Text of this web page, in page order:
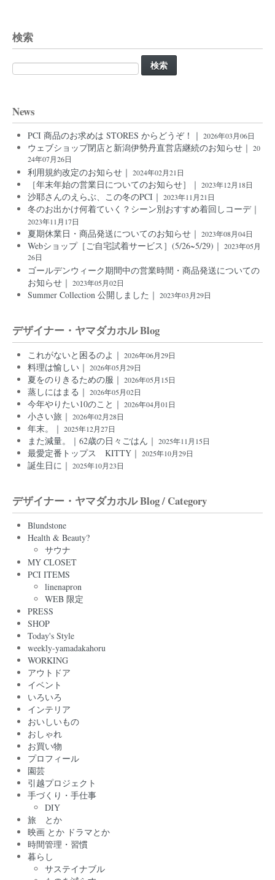
検索
検
索:
News
PCI 商品のお求めは STORES からどうぞ！｜ 2026年03月06日
ウェブショップ閉店と新潟伊勢丹直営店継続のお知らせ｜ 20
24年07月26日
利用規約改定のお知らせ｜ 2024年02月21日
［年末年始の営業日についてのお知らせ］｜ 2023年12月18日
沙耶さんのえらぶ、この冬のPCI｜ 2023年11月21日
冬のお出かけ何着ていく？シーン別おすすめ着回しコーデ｜
2023年11月17日
夏期休業日・商品発送についてのお知らせ｜ 2023年08月04日
Webショップ［ご自宅試着サービス］(5/26~5/29)｜ 2023年05月
26日
ゴールデンウィーク期間中の営業時間・商品発送についての
お知らせ｜ 2023年05月02日
Summer Collection 公開しました｜ 2023年03月29日
デザイナー・ヤマダカホル Blog
これがないと困るのよ｜ 2026年06月29日
料理は愉しい｜ 2026年05月29日
夏をのりきるための服｜ 2026年05月15日
蒸しにはまる｜ 2026年05月02日
今年やりたい10のこと｜ 2026年04月01日
小さい旅｜ 2026年02月28日
年末。｜ 2025年12月27日
また減量。｜62歳の日々ごはん｜ 2025年11月15日
最愛定番トップス KITTY｜ 2025年10月29日
誕生日に｜ 2025年10月23日
デザイナー・ヤマダカホル Blog / Category
Blundstone
Health & Beauty?
サウナ
MY CLOSET
PCI ITEMS
linenapron
WEB 限定
PRESS
SHOP
Today's Style
weekly-yamadakahoru
WORKING
アウトドア
イベント
いろいろ
インテリア
おいしいもの
おしゃれ
お買い物
プロフィール
園芸
引越プロジェクト
手づくり・手仕事
DIY
旅 とか
映画 とか ドラマとか
時間管理・習慣
暮らし
サステイナブル